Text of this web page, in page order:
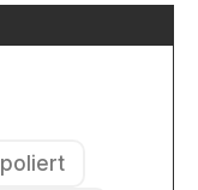
verfügbar.)
ist zurzeit nicht